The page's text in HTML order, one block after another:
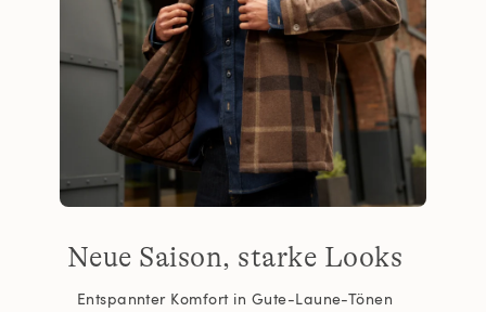
Neue Saison, starke Looks
Entspannter Komfort in Gute-Laune-Tönen